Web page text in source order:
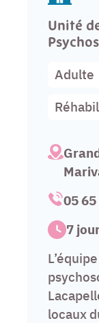
Unité
Adulte
05
7
locaux